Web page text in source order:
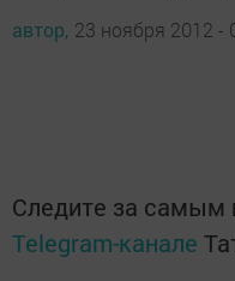
автор, 23 ноября 2012 -
Следите за
Telegram-канале